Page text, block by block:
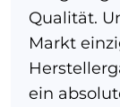
Qualität.
Markt
ein